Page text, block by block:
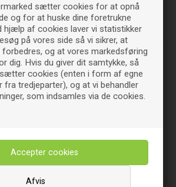
sætter cookies for at opnå
og for at huske dine foretrukne
hjælp af cookies laver vi statistikker
på vores side så vi sikrer, at
forbedres, og at vores markedsføring
dig. Hvis du giver dit samtykke, så
cookies (enten i form af egne
fra tredjeparter), og at vi behandler
som indsamles via de cookies.
Afvis
Kiks og kager
Klid - pulver og rasp